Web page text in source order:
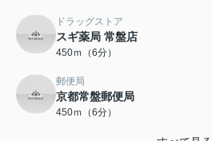
ドラッグストア
スギ薬局 常盤店
450ｍ（6分）
郵便局
京都常盤郵便局
450ｍ（6分）